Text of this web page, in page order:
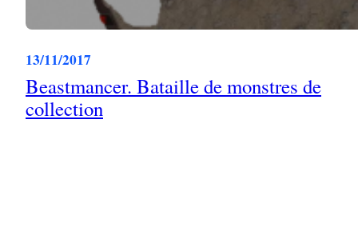
13/11/2017
Beastmancer. Bataille de monstres de
collection